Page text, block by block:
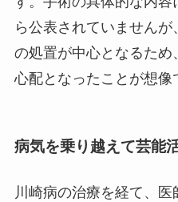
ら公表されていません
の処置が中心となるた
心配となったことが想像
病気を乗り越えて芸能
川崎病の治療を経て、